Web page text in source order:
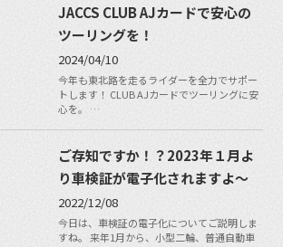
JACCS CLUB AJカードで安心の
ツーリングを！
2024/04/10
今年も東北路を走るライダーを全力でサポー
トします！ CLUB AJカードでツーリングに安
心を。 …
ご存知ですか！？2023年１月よ
り車検証が電子化されますよ〜
2022/12/08
今日は、車検証の電子化についてご説明しま
すね。 来年1月から、小型二輪、普通自動車